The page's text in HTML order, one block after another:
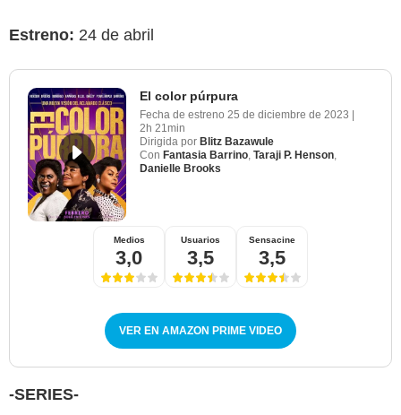
Estreno: 24 de abril
El color púrpura
Fecha de estreno 25 de diciembre de 2023
2h 21min
Dirigida por Blitz Bazawule
Con Fantasia Barrino, Taraji P. Henson,
Danielle Brooks
Medios
3,0
Usuarios
3,5
Sensacine
3,5
VER EN AMAZON PRIME VIDEO
-SERIES-